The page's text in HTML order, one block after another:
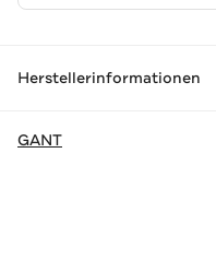
Herstellerinformationen
GANT